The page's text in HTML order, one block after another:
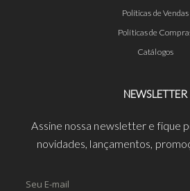
Políticas de Vendas
Políticas de
Catálogos
NEWSLETTER
Assine nossa newsletter e fique
novidades, lançamentos,